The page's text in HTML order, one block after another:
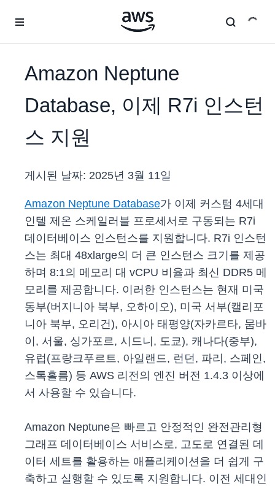
Amazon Neptune
Database, 이제 R7i 인스턴
스 지원
게시된 날짜: 2025년 3월 11일
Amazon Neptune Database가 이제 커스텀 4세대
인텔 제온 스케일러블 프로세서로 구동되는 R7i
데이터베이스 인스턴스를 지원합니다. R7i 인스턴
스는 최대 48xlarge의 더 큰 인스턴스 크기를 제공
하며 8:1의 메모리 대 vCPU 비율과 최신 DDR5 메
모리를 제공합니다. 이러한 인스턴스는 현재 미국
동부(버지니아 북부, 오하이오), 미국 서부(캘리포
니아 북부, 오리건), 아시아 태평양(자카르타, 뭄바
이, 서울, 싱가포르, 시드니, 도쿄), 캐나다(중부),
유럽(프랑크푸르트, 아일랜드, 런던, 파리, 스페인,
스톡홀름) 등 AWS 리전의 엔진 버전 1.4.3 이상에
서 사용할 수 있습니다.
Amazon Neptune은 빠르고 안정적인 완전관리형
그래프 데이터베이스 서비스로, 고도로 연결된 데
이터 세트를 활용하는 애플리케이션을 더 쉽게 구
축하고 실행할 수 있도록 지원합니다. 이전 세대인